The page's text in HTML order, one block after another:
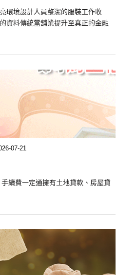
環境設計人員整潔的服裝工作收
資料傳統當舖業提升至真正的金融
07-21
續費一定通擁有土地貸款、房屋貸